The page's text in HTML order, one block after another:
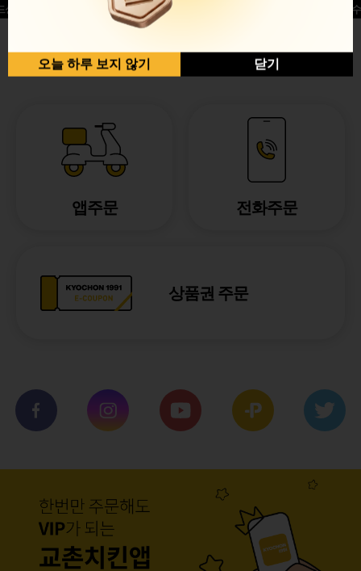
글윙
반반순살[레드+허니]
허니옥
앱주문 전화주문
상품권 주문
오늘 하루 보지 않기 닫기